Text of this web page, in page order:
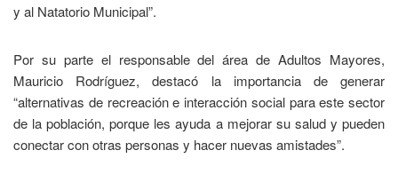
y al Natatorio Municipal”.
Por su parte el responsable del área de Adultos Mayores,
Mauricio Rodríguez, destacó la importancia de generar
“alternativas de recreación e interacción social para este sector
de la población, porque les ayuda a mejorar su salud y pueden
conectar con otras personas y hacer nuevas amistades”.